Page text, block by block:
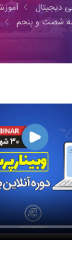
دیجیتال
شصت و پنجم